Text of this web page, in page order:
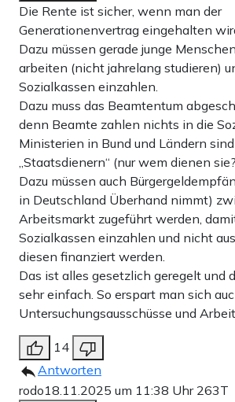
Die Rente ist sicher, wenn man der
Generationenvertrag eingehalten
Dazu müssen gerade junge
arbeiten (nicht jahrelang studieren)
Sozialkassen einzahlen.
Dazu muss das Beamtentum
denn Beamte zahlen nichts in die
Ministerien in Bund und Ländern
„Staatsdienern“ (nur wem dienen
Dazu müssen auch
in Deutschland Überhand nimmt)
Arbeitsmarkt zugeführt werden,
Sozialkassen einzahlen und nicht
diesen finanziert werden.
Das ist alles gesetzlich geregelt und
sehr einfach. So erspart man sich
Untersuchungsausschüsse und
14
Antworten
rodo18.11.2025 um 11:38 Uhr 263T